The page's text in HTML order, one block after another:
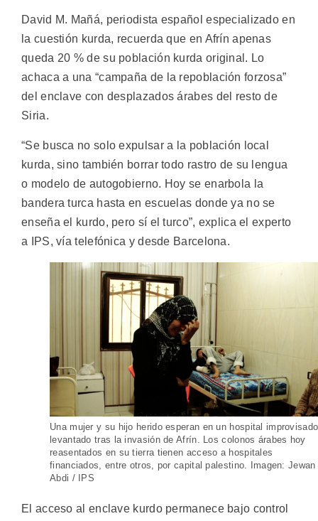
David M. Mañá, periodista español especializado en
la cuestión kurda, recuerda que en Afrín apenas
queda 20 % de su población kurda original. Lo
achaca a una “campaña de la repoblación forzosa”
del enclave con desplazados árabes del resto de
Siria.
“Se busca no solo expulsar a la población local
kurda, sino también borrar todo rastro de su lengua
o modelo de autogobierno. Hoy se enarbola la
bandera turca hasta en escuelas donde ya no se
enseña el kurdo, pero sí el turco”, explica el experto
a IPS, vía telefónica y desde Barcelona.
Una mujer y su hijo herido esperan en un hospital improvisado
levantado tras la invasión de Afrín. Los colonos árabes hoy
reasentados en su tierra tienen acceso a hospitales
financiados, entre otros, por capital palestino. Imagen: Jewan
Abdi / IPS
El acceso al enclave kurdo permanece bajo control